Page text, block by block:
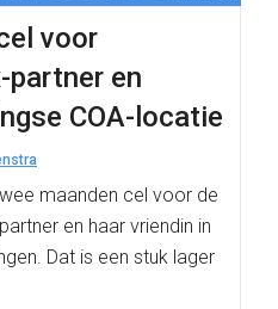
voor
partner en
COA-locatie
maanden cel voor de
en haar vriendin in
Dat is een stuk lager